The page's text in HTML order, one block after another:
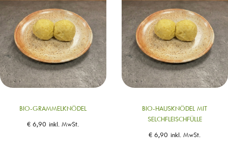
BIO-GRAMMELKNÖDEL
€ 6,90 inkl. MwSt.
BIO-HAUSKNÖDEL MIT
SELCHFLEISCHFÜLLE
€ 6,90 inkl. MwSt.